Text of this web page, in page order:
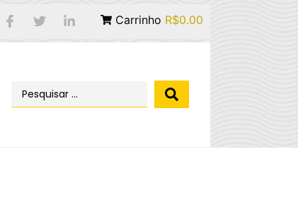
Carrinho R$0.00